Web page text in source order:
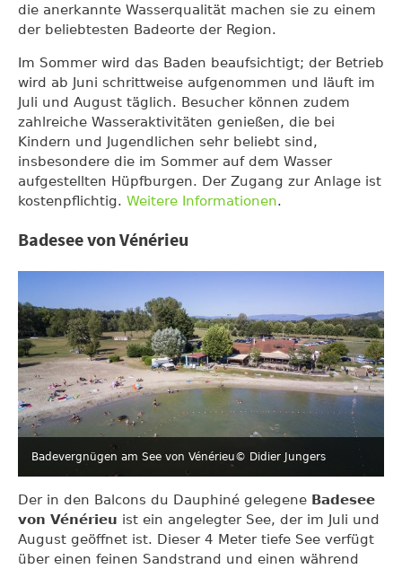
die anerkannte Wasserqualität machen sie zu einem
der beliebtesten Badeorte der Region.
Im Sommer wird das Baden beaufsichtigt; der Betrieb
wird ab Juni schrittweise aufgenommen und läuft im
Juli und August täglich. Besucher können zudem
zahlreiche Wasseraktivitäten genießen, die bei
Kindern und Jugendlichen sehr beliebt sind,
insbesondere die im Sommer auf dem Wasser
aufgestellten Hüpfburgen. Der Zugang zur Anlage ist
kostenpflichtig. Weitere Informationen.
Badesee von Vénérieu
Badevergnügen am See von Vénérieu© Didier Jungers
Der in den Balcons du Dauphiné gelegene Badesee
von Vénérieu ist ein angelegter See, der im Juli und
August geöffnet ist. Dieser 4 Meter tiefe See verfügt
über einen feinen Sandstrand und einen während